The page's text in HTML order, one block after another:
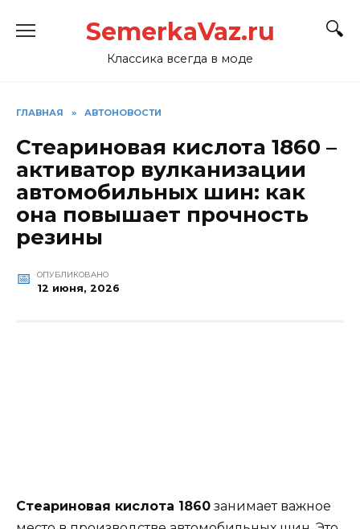
SemerkaVaz.ru
Классика всегда в моде
ГЛАВНАЯ » АВТОНОВОСТИ
Стеариновая кислота 1860 –
активатор вулканизации
автомобильных шин: как
она повышает прочность
резины
ОПУБЛИКОВАНО
12 июня, 2026
Стеариновая кислота 1860 занимает важное